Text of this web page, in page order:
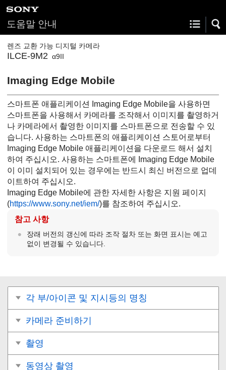
도움말 안내
렌즈 교환 가능 디지털 카메라
ILCE-9M2 α9II
Imaging Edge Mobile
스마트폰 애플리케이션 Imaging Edge Mobile을 사용하면
스마트폰을 사용해서 카메라를 조작해서 이미지를 촬영하거
나 카메라에서 촬영한 이미지를 스마트폰으로 전송할 수 있
습니다. 사용하는 스마트폰의 애플리케이션 스토어로부터
Imaging Edge Mobile 애플리케이션을 다운로드 해서 설치
하여 주십시오. 사용하는 스마트폰에 Imaging Edge Mobile
이 이미 설치되어 있는 경우에는 반드시 최신 버전으로 업데
이트하여 주십시오.
Imaging Edge Mobile에 관한 자세한 사항은 지원 페이지
(https://www.sony.net/iem/)를 참조하여 주십시오.
참고 사항
장래 버전의 갱신에 따라 조작 절차 또는 화면 표시는 예고
없이 변경될 수 있습니다.
각 부/아이콘 및 지시등의 명칭
카메라 준비하기
촬영
동영상 촬영